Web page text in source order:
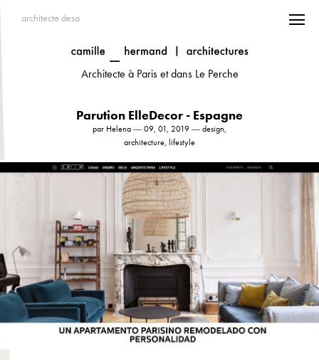
architecte desa
Architecte à Paris et dans Le Perche
Parution ElleDecor - Espagne
par Helena ― 09, 01, 2019 ― design,
architecture, lifestyle